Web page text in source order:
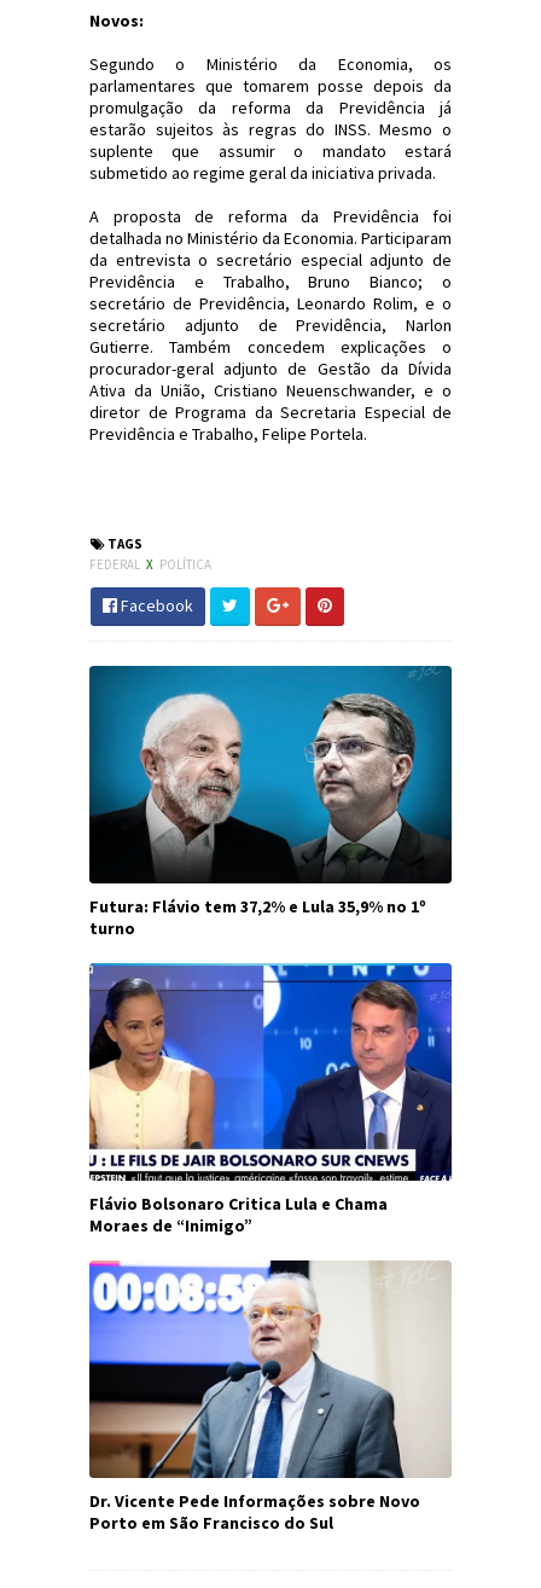
Novos:
Segundo o Ministério da Economia, os
parlamentares que tomarem posse depois da
promulgação da reforma da Previdência já
estarão sujeitos às regras do INSS. Mesmo o
suplente que assumir o mandato estará
submetido ao regime geral da iniciativa privada.
A proposta de reforma da Previdência foi
detalhada no Ministério da Economia. Participaram
da entrevista o secretário especial adjunto de
Previdência e Trabalho, Bruno Bianco; o
secretário de Previdência, Leonardo Rolim, e o
secretário adjunto de Previdência, Narlon
Gutierre. Também concedem explicações o
procurador-geral adjunto de Gestão da Dívida
Ativa da União, Cristiano Neuenschwander, e o
diretor de Programa da Secretaria Especial de
Previdência e Trabalho, Felipe Portela.
TAGS
FEDERAL X POLÍTICA
Facebook
Futura: Flávio tem 37,2% e Lula 35,9% no 1º
turno
Flávio Bolsonaro Critica Lula e Chama
Moraes de “Inimigo”
Dr. Vicente Pede Informações sobre Novo
Porto em São Francisco do Sul